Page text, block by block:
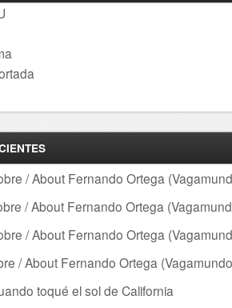
/ About Fernando Ortega
/ About Fernando Ortega
/ About Fernando Ortega
/ About Fernando Ortega
toqué el sol de California